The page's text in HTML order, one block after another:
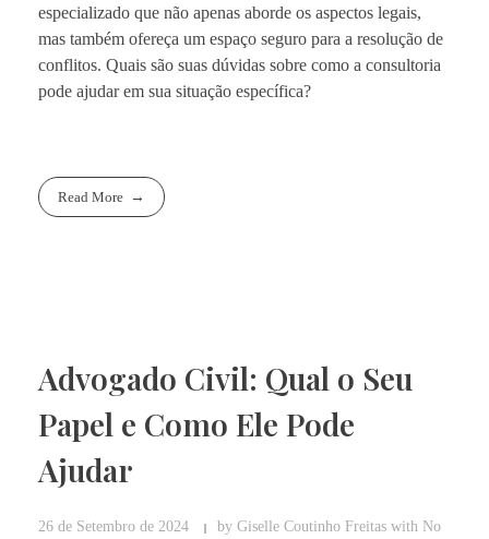
especializado que não apenas aborde os aspectos legais,
mas também ofereça um espaço seguro para a resolução de
conflitos. Quais são suas dúvidas sobre como a consultoria
pode ajudar em sua situação específica?
Read More
Advogado Civil: Qual o Seu
Papel e Como Ele Pode
Ajudar
26 de Setembro de 2024 by Giselle Coutinho Freitas with No